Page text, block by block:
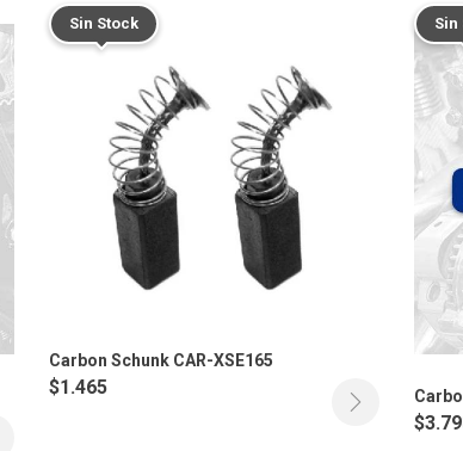
Sin Stock
Carbon Schunk CAR-XSE165
$1.465
Sin
$